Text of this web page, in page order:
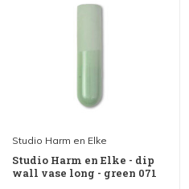
Studio Harm en Elke
Studio Harm en Elke - dip
wall vase long - green 071